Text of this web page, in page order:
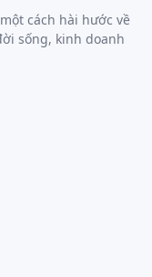
cách hài hước về
sống, kinh doanh